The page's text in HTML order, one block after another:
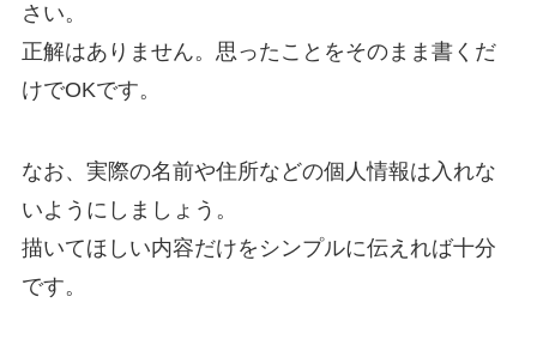
さい。
正解はありません。思ったことをそのまま書くだ
けでOKです。
なお、実際の名前や住所などの個人情報は入れな
いようにしましょう。
描いてほしい内容だけをシンプルに伝えれば十分
です。